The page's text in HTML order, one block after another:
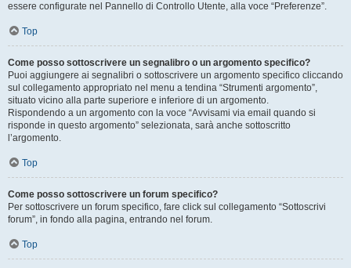
essere configurate nel Pannello di Controllo Utente, alla voce “Preferenze”.
Top
Come posso sottoscrivere un segnalibro o un argomento specifico?
Puoi aggiungere ai segnalibri o sottoscrivere un argomento specifico cliccando
sul collegamento appropriato nel menu a tendina “Strumenti argomento”,
situato vicino alla parte superiore e inferiore di un argomento.
Rispondendo a un argomento con la voce “Avvisami via email quando si
risponde in questo argomento” selezionata, sarà anche sottoscritto
l’argomento.
Top
Come posso sottoscrivere un forum specifico?
Per sottoscrivere un forum specifico, fare click sul collegamento “Sottoscrivi
forum”, in fondo alla pagina, entrando nel forum.
Top